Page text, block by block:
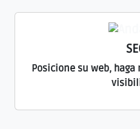
Posicione su web,